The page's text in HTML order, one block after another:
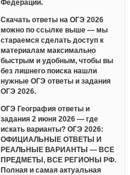
Федерации.
Скачать ответы на ОГЭ 2026
можно по ссылке выше — мы
стараемся сделать доступ к
материалам максимально
быстрым и удобным, чтобы вы
без лишнего поиска нашли
нужные ОГЭ ответы и задания
ОГЭ 2026.
ОГЭ География ответы и
задания 2 июня 2026 — где
искать варианты? ОГЭ 2026:
ОФИЦИАЛЬНЫЕ ОТВЕТЫ И
РЕАЛЬНЫЕ ВАРИАНТЫ — ВСЕ
ПРЕДМЕТЫ, ВСЕ РЕГИОНЫ РФ.
Полная и самая актуальная